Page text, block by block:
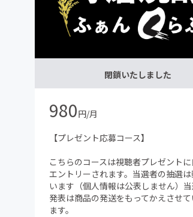
閉鎖いたしました
980円/月
【プレゼント応募コース】
こちらのコースは視聴者プレゼント
エントリーされます。当選者の抽選
います（個人情報は公表しません）
発表は商品の発送をもってかえさせ
ます。